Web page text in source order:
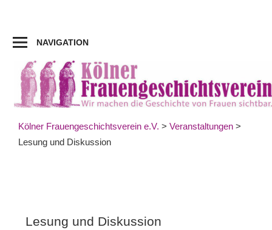
springen
NAVIGATION
Kölner Frauengeschichtsverein e.V. > Veranstaltungen >
Lesung und Diskussion
Lesung und Diskussion